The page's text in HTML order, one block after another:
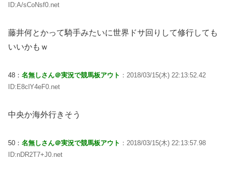
ID:A/sCoNsf0.net
藤井何とかって騎手みたいに世界ドサ回りして修行しても
いいかもｗ
48： 名無しさん＠実況で競馬板アウト ：2018/03/15(木) 22:13:52.42
ID:E8clY4eF0.net
中央か海外行きそう
50： 名無しさん＠実況で競馬板アウト ：2018/03/15(木) 22:13:57.98
ID:nDR2T7+J0.net